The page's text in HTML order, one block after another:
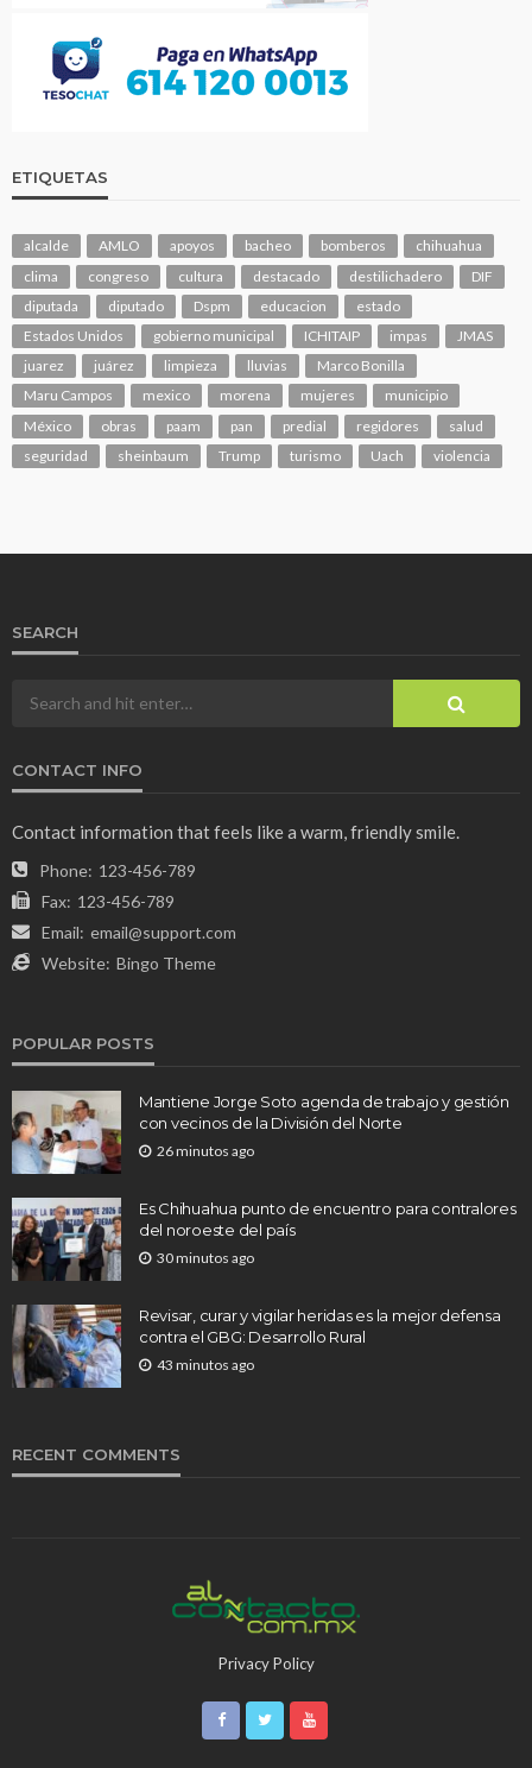
ETIQUETAS
alcalde AMLO apoyos bacheo bomberos
chihuahua
clima
congreso cultura destacado destilichadero
DIF
diputada
diputado Dspm educacion
estado
Estados Unidos
gobierno municipal ICHITAIP impas
JMAS
juarez
juárez limpieza lluvias
Marco Bonilla
Maru Campos
mexico morena mujeres
municipio
México
obras paam pan predial regidores
salud
seguridad
sheinbaum Trump turismo Uach violencia
SEARCH
CONTACT INFO
Contact information that feels like a warm, friendly smile.
Phone: 123-456-789
Fax: 123-456-789
Email: email@support.com
Website: Bingo Theme
POPULAR POSTS
Mantiene Jorge Soto agenda de trabajo y gestión
con vecinos de la División del Norte
26 minutos ago
Es Chihuahua punto de encuentro para contralores
del noroeste del país
30 minutos ago
Revisar, curar y vigilar heridas es la mejor defensa
contra el GBG: Desarrollo Rural
43 minutos ago
RECENT COMMENTS
Privacy Policy